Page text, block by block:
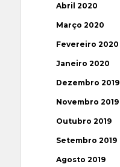
Abril 2020
Março 2020
Fevereiro 2020
Janeiro 2020
Dezembro 2019
Novembro 2019
Outubro 2019
Setembro 2019
Agosto 2019